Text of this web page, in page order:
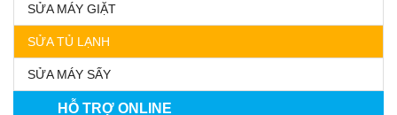
SỬA MÁY GIẶT
SỬA TỦ LẠNH
SỬA MÁY SẤY
HỖ TRỢ ONLINE